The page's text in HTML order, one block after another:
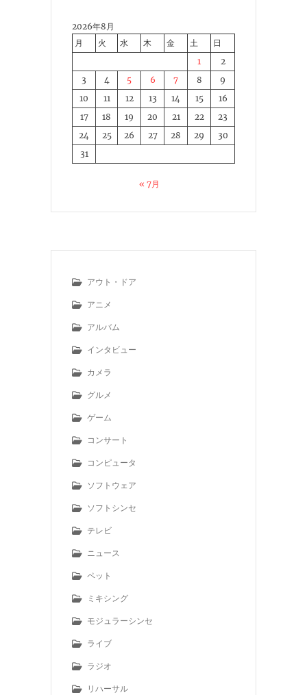
2026年8月
月
火 水 木 金 土
日
1
2
3
4 5 6 7 8
9
10
11 12 13 14 15
16
17
18 19 20 21 22
23
24
25 26 27 28 29
30
31
« 7月
アウト・ドア
アニメ
アルバム
インタビュー
カメラ
グルメ
ゲーム
コンサート
コンピュータ
ソフトウェア
ソフトシンセ
テレビ
ニュース
ペット
ミキシング
モジュラーシンセ
ライブ
ラジオ
リハーサル